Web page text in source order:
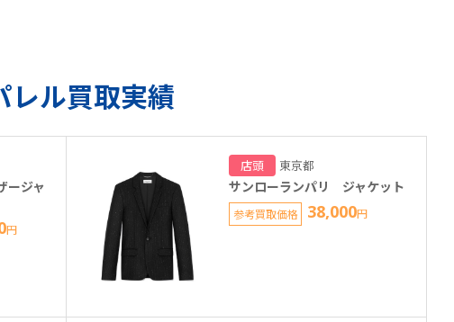
レル買取実績
ージャ
円
店頭 東京都
サンローランパリ ジャケット
参考買取価格 38,000円